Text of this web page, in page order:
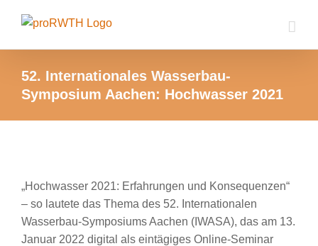
Inhalt
52. Internationales Wasserbau-
Symposium Aachen: Hochwasser 2021
grösseres
Bild
„Hochwasser 2021: Erfahrungen und Konsequenzen“
– so lautete das Thema des 52. Internationalen
Wasserbau-Symposiums Aachen (IWASA), das am 13.
Januar 2022 digital als eintägiges Online-Seminar